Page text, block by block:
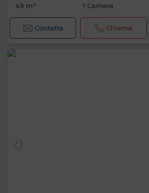
49 m² 1 Camera
Contatta Chiama